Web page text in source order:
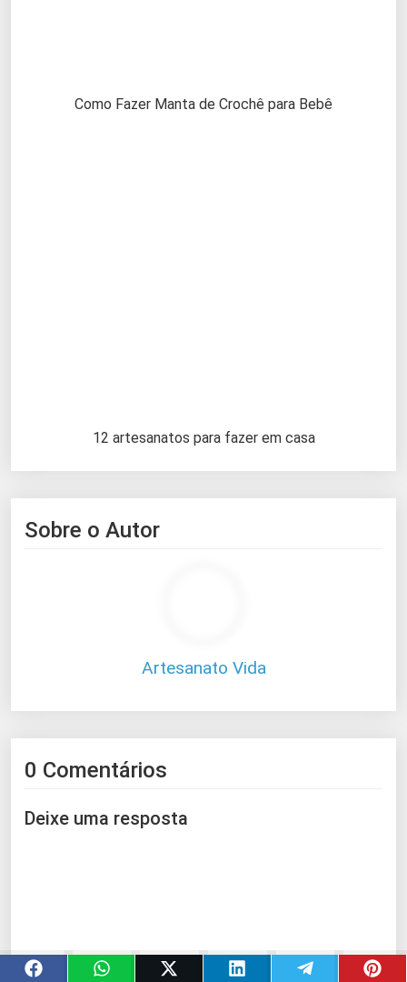
Como Fazer Manta de Crochê para Bebê
12 artesanatos para fazer em casa
Sobre o Autor
Artesanato Vida
0 Comentários
Deixe uma resposta